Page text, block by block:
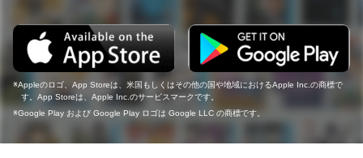
Appleのロゴ、App Storeは、米国もしくはその他の国や地域におけるApple Inc.の商標で
す。App Storeは、Apple Inc.のサービスマークです。
Google Play および Google Play ロゴは Google LLC の商標です。